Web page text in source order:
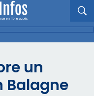
un
Balagne